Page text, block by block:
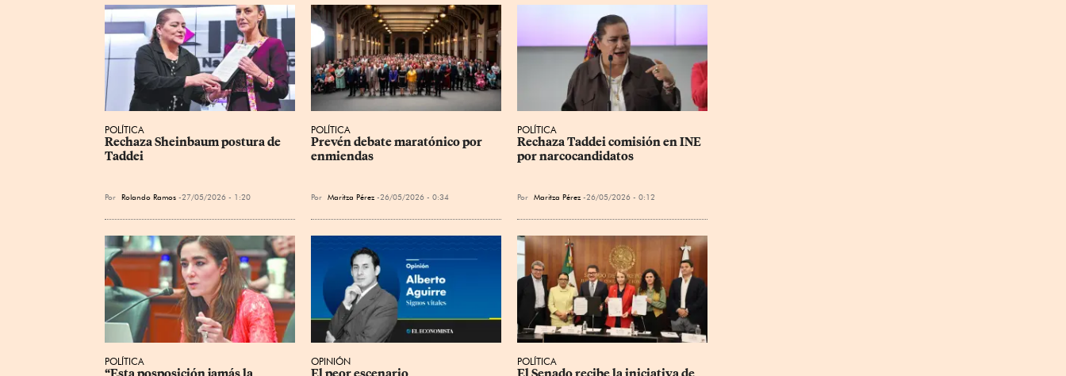
POLÍTICA
Rechaza Sheinbaum postura de
Taddei
Por Rolando Ramos 27/05/2026 - 1:20
POLÍTICA
Prevén debate maratónico por
enmiendas
Por Maritza Pérez 26/05/2026 - 0:34
POLÍTICA
Rechaza Taddei comisión en INE
por narcocandidatos
Por Maritza Pérez 26/05/2026 - 0:12
POLÍTICA OPINIÓN POLÍTICA